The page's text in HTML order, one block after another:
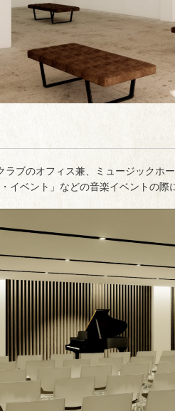
ラブのオフィス兼、ミュージックホ
イベント」などの音楽イベントの際